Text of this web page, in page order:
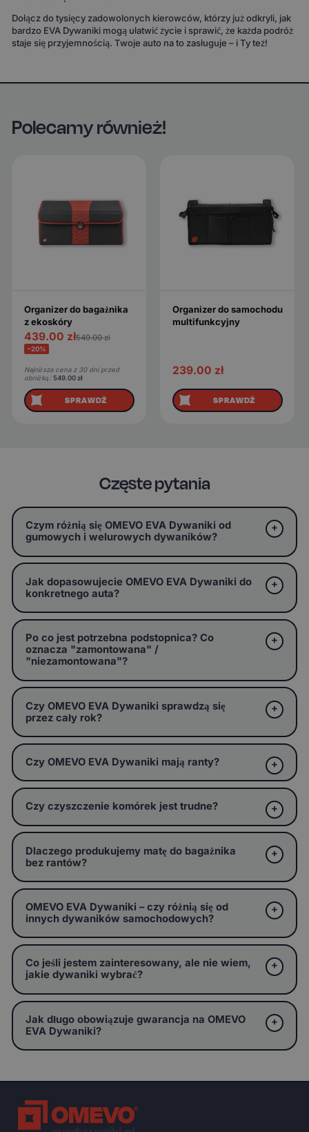
Dołącz do tysięcy zadowolonych kierowców, którzy już odkryli, jak
bardzo EVA Dywaniki mogą ułatwić życie i sprawić, że każda podróż
staje się przyjemnością. Twoje auto na to zasługuje – i Ty też!
Polecamy również!
Organizer do bagażnika
z ekoskóry
439.00 zł549.00zł
−20%
Najniższa cena z 30 dni przed
obniżką: 549.00zł
SPRAWDŹ
Organizer do samochodu
multifunkcyjny
239.00 zł
SPRAWDŹ
Częste pytania
Czym różnią się OMEVO EVA Dywaniki od
gumowych i welurowych dywaników?
Jak dopasowujecie OMEVO EVA Dywaniki do
konkretnego auta?
Po co jest potrzebna podstopnica? Co
oznacza "zamontowana" /
"niezamontowana"?
Czy OMEVO EVA Dywaniki sprawdzą się
przez cały rok?
Czy OMEVO EVA Dywaniki mają ranty?
Czy czyszczenie komórek jest trudne?
Dlaczego produkujemy matę do bagażnika
bez rantów?
OMEVO EVA Dywaniki – czy różnią się od
innych dywaników samochodowych?
Co jeśli jestem zainteresowany, ale nie wiem,
jakie dywaniki wybrać?
Jak długo obowiązuje gwarancja na OMEVO
EVA Dywaniki?